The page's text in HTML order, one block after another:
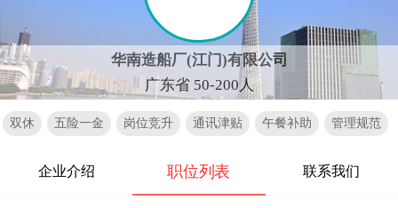
华南造船厂(江门)有限公司
广东省 50-200人
双休 五险一金 岗位竞升 通讯津贴 午餐补助 管理规范
企业介绍 职位列表 联系我们